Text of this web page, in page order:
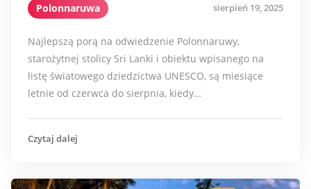
Polonnaruwa sierpień 19, 2025
Najlepszą porą na odwiedzenie Polonnaruwy,
starożytnej stolicy Sri Lanki i obiektu wpisanego na
listę światowego dziedzictwa UNESCO, są miesiące
letnie od czerwca do sierpnia, kiedy…
Czytaj dalej